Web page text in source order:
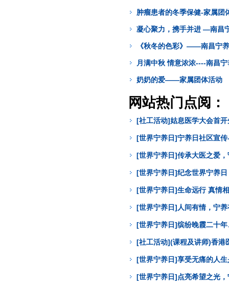
肿瘤患者的冬季保健-家属团
凝心聚力，携手并进 —南昌
《秋冬的色彩》——南昌宁
月满中秋 情意浓浓----南昌
奶奶的爱——家属团体活动
网站热门点阅：
[社工活动]姑息医学大会首
[世界宁养日]宁养日社区宣
[世界宁养日]传承大医之爱
[世界宁养日]纪念世界宁养
[世界宁养日]生命远行 真情
[世界宁养日]人间有情，宁
[世界宁养日]缤纷晚霞二十
[社工活动](课程及讲师)香
[世界宁养日]享受无痛的人
[世界宁养日]点亮希望之光